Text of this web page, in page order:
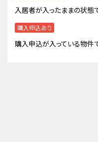
入居者が入ったままの状態
購入申込あり
購入申込が入っている物件で